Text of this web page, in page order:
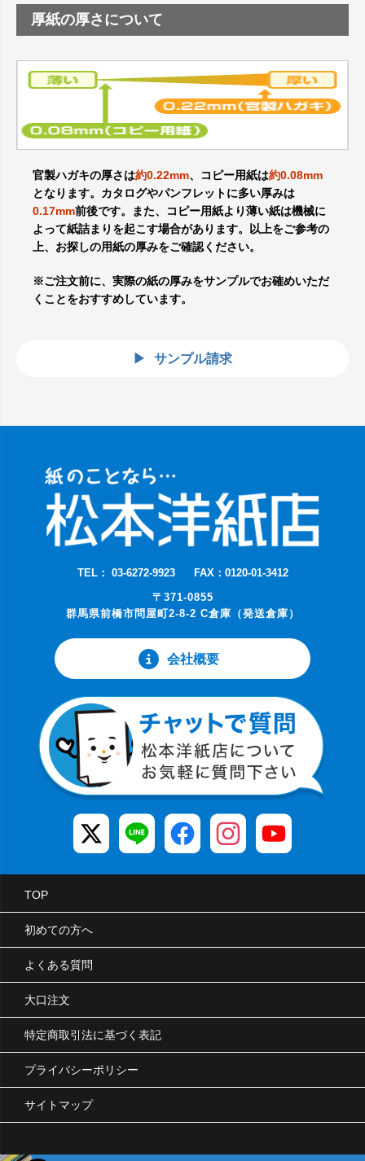
厚紙の厚さについて
官製ハガキの厚さは約0.22mm、コピー用紙は約0.08mm
となります。カタログやパンフレットに多い厚みは
0.17mm前後です。また、コピー用紙より薄い紙は機械に
よって紙詰まりを起こす場合があります。以上をご参考の
上、お探しの用紙の厚みをご確認ください。
※ご注文前に、実際の紙の厚みをサンプルでお確めいただ
くことをおすすめしています。
サンプル請求
TEL： 03-6272-9923
FAX：0120-01-3412
〒371-0855
群馬県前橋市問屋町2-8-2 C倉庫（発送倉庫）
会社概要
TOP
初めての方へ
よくある質問
大口注文
特定商取引法に基づく表記
プライバシーポリシー
サイトマップ